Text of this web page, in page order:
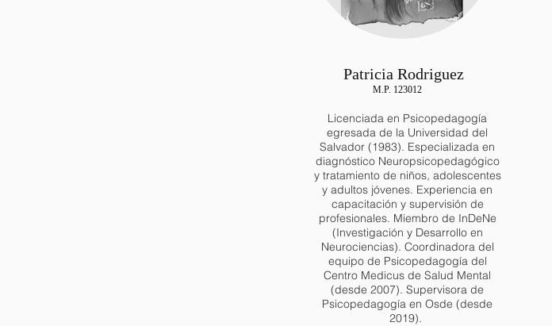
Patricia Rodriguez
M.P. 123012
Licenciada en Psicopedagogía
egresada de la Universidad del
Salvador (1983). Especializada en
diagnóstico Neuropsicopedagógico
y tratamiento de niños, adolescentes
y adultos jóvenes. Experiencia en
capacitación y supervisión de
profesionales. Miembro de InDeNe
(Investigación y Desarrollo en
Neurociencias). Coordinadora del
equipo de Psicopedagogía del
Centro Medicus de Salud Mental
(desde 2007). Supervisora de
Psicopedagogía en Osde (desde
2019).